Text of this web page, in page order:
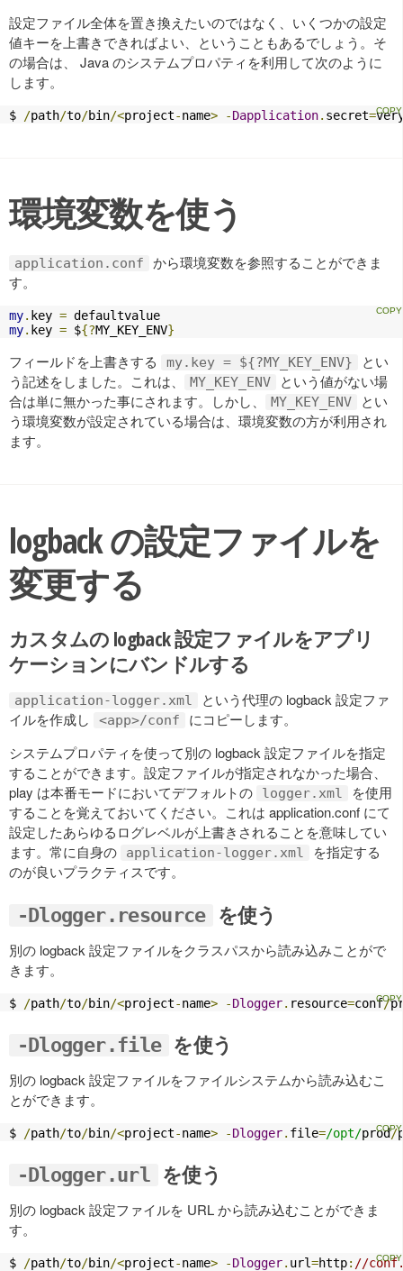
設定ファイル全体を置き換えたいのではなく、いくつかの設定
値キーを上書きできればよい、ということもあるでしょう。そ
の場合は、 Java のシステムプロパティを利用して次のように
します。
$ /path/to/bin/<project-name> -Dapplication. secret=
環境変数を使う
application.conf
から環境変数を参照することができま
す。
my. key =
my. key = ${?MY_KEY_ENV}
フィールドを上書きする my.key = ${?MY_KEY_ENV}
とい
う記述をしました。これは、
MY_KEY_ENV
という値がない場
合は単に無かった事にされます。しかし、
MY_KEY_ENV
とい
う環境変数が設定されている場合は、環境変数の方が利用され
ます。
logback の設定ファイルを
変更する
カスタムの logback 設定ファイルをアプリ
ケーションにバンドルする
application-logger.xml
という代理の logback 設定ファ
イルを作成し
<app>/conf
にコピーします。
システムプロパティを使って別の logback 設定ファイルを指定
することができます。設定ファイルが指定されなかった場合、
play は本番モードにおいてデフォルトの
logger.xml
を使用
することを覚えておいてください。これは application.conf にて
設定したあらゆるログレベルが上書きされることを意味してい
ます。常に自身の
application-logger.xml
を指定する
のが良いプラクティスです。
-Dlogger.resource を使う
別の logback 設定ファイルをクラスパスから読み込みことがで
きます。
$ /path/to/bin/<project-name> -Dlogger. resource=conf/
-Dlogger.file を使う
別の logback 設定ファイルをファイルシステムから読み込むこ
とができます。
$ /path/to/bin/<project-name> -Dlogger. file=/opt/prod/
-Dlogger.url を使う
別の logback 設定ファイルを URL から読み込むことができま
す。
$ /path/to/bin/<project-name> -Dlogger. url=http: //